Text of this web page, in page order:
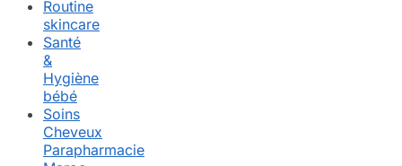
Routine
skincare
Santé
&
Hygiène
bébé
Soins
Cheveux
Parapharmacie